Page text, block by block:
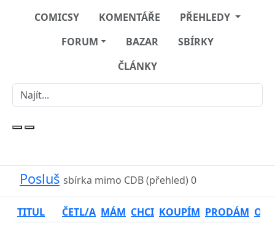
COMICSY KOMENTÁŘE
PŘEHLEDY
FORUM
BAZAR
SBÍRKY
ČLÁNKY
Posluš sbírka mimo CDB (přehled) 0
TITUL ČETL/A MÁM CHCI KOUPÍM PRODÁM